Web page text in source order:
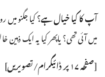
آپ کا کیا خیال ہے؟‏کیا جگنو
میں آئی تھی؟‏ یاپھر کیا یہ ایک
‏[‏صفحہ ۱۷ پر ڈائیگرام/‏تصویریں]‏